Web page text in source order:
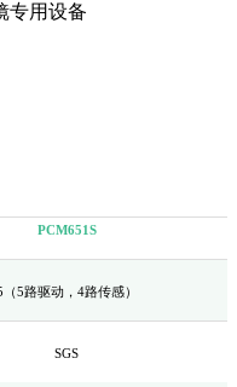
专用设备
PCM651S
（5路驱动，4路传感）
SGS